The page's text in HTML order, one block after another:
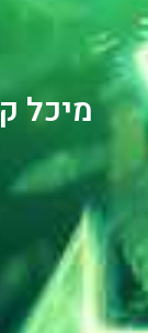
מיכל קוביה